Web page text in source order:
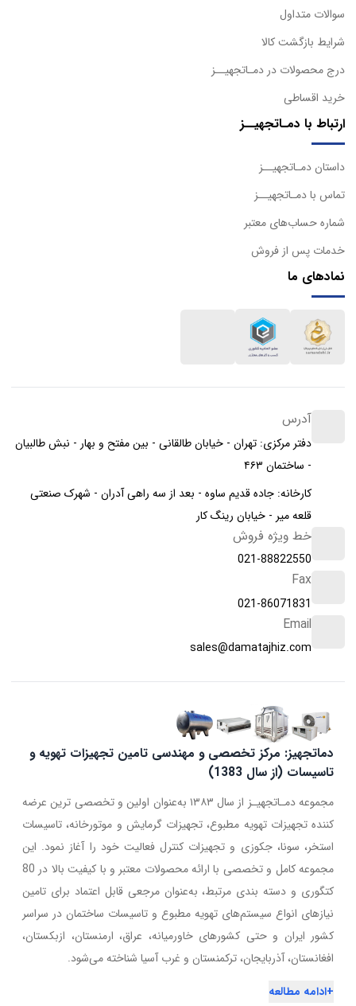
سوالات متداول
شرایط بازگشت کالا
درج محصولات در دمـاتجهیــز
خرید اقساطی
ارتباط با دمـاتجهیــز
داستان دمـاتجهیــز
تماس با دمـاتجهیــز
شماره حساب‌های معتبر
خدمات پس از فروش
نمادهای ما
آدرس
دفتر مرکزی: تهران - خیابان طالقانی - بین مفتح و بهار - نبش طالبیان
- ساختمان ۴۶۳
کارخانه: جاده قدیم ساوه - بعد از سه راهی آدران - شهرک صنعتی
قلعه میر - خیابان رینگ کار
خط ویژه فروش
021-88822550
Fax
021-86071831
Email
sales@damatajhiz.com
دماتجهیز: مرکز تخصصی و مهندسی تامین تجهیزات تهویه و
تاسیسات (از سال 1383)
مجموعه دمـاتجهیـز از سال ۱۳۸۳ به‌عنوان اولین و تخصصی ترین عرضه
کننده تجهیزات تهویه مطبوع، تجهیزات گرمایش و موتورخانه، تاسیسات
استخر، سونا، جکوزی و تجهیزات کنترل فعالیت خود را آغاز نمود. این
مجموعه کامل و تخصصی با ارائه محصولات معتبر و با کیفیت بالا در 80
کتگوری و دسته بندی مرتبط، به‌عنوان مرجعی قابل اعتماد برای تامین
نیازهای انواع سیستم‌های تهویه مطبوع و تاسیسات ساختمان در سراسر
کشور ایران و حتی کشورهای خاورمیانه، عراق، ارمنستان، ازبکستان،
افغانستان، آذربایجان، ترکمنستان و غرب آسیا شناخته می‌شود.
+ادامه مطالعه